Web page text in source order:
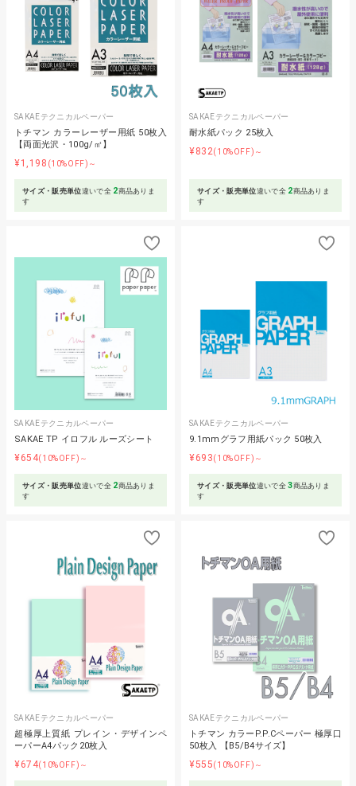
SAKAEテクニカルペーパー
トチマン カラーレーザー用紙 50枚入
【両面光沢・100g/㎡】
¥1,198 (10%OFF)～
サイズ・販売単位違いで全 2商品ありま
す
SAKAEテクニカルペーパー
耐水紙パック 25枚入
¥832(10%OFF)～
サイズ・販売単位違いで全 2商品ありま
す
SAKAEテクニカルペーパー
SAKAE TP イロフル ルーズシート
¥654(10%OFF)～
サイズ・販売単位違いで全 2商品ありま
す
SAKAEテクニカルペーパー
9.1mmグラフ用紙パック 50枚入
¥693(10%OFF)～
サイズ・販売単位違いで全3商品ありま
す
SAKAEテクニカルペーパー
超極厚上質紙 プレイン・デザインペ
ーパーA4パック20枚入
¥674(10%OFF)～
SAKAEテクニカルペーパー
トチマン カラーP.P.Cペーパー 極厚口
50枚入 【B5/B4サイズ】
¥555(10%OFF)～